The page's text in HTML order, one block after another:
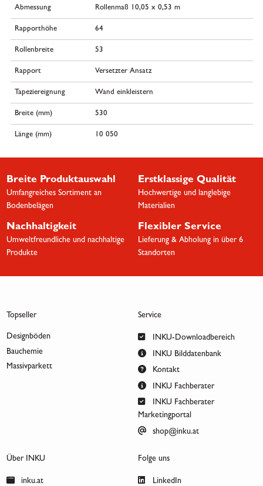
Abmessung Rollenmaß 10,05 x 0,53 m
Rapporthöhe 64
Rollenbreite 53
Rapport Versetzter Ansatz
Tapeziereignung Wand einkleistern
Breite (mm) 530
Länge (mm) 10 050
Breite Produktauswahl
Umfangreiches Sortiment an
Bodenbelägen
Erstklassige Qualität
Hochwertige und langlebige
Materialien
Nachhaltigkeit
Umweltfreundliche und nachhaltige
Produkte
Flexibler Service
Lieferung & Abholung in über 6
Standorten
Topseller
Designböden
Bauchemie
Massivparkett
Service
INKU-Downloadbereich
INKU Bilddatenbank
Kontakt
INKU Fachberater
INKU Fachberater
Marketingportal
shop@inku.at
Über INKU
inku.at
Folge uns
LinkedIn